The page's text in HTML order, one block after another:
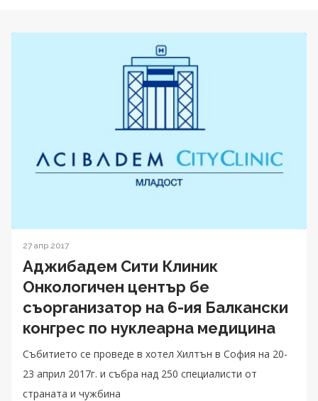
27 апр 2017
Аджибадем Сити Клиник
Онкологичен център бе
съорганизатор на 6-ия Балкански
конгрес по нуклеарна медицина
Събитието се проведе в хотел Хилтън в София на 20-
23 април 2017г. и събра над 250 специалисти от
страната и чужбина